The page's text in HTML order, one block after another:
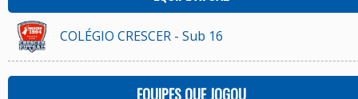
COLÉGIO CRESCER - Sub 16
EQUIPES QUE JOGOU